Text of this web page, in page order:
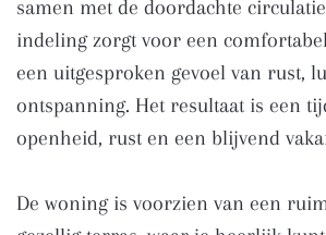
samen met de doordachte
indeling zorgt voor een
een uitgesproken gevoel van rust,
ontspanning. Het resultaat is een
openheid, rust en een blijvend
De woning is voorzien van een